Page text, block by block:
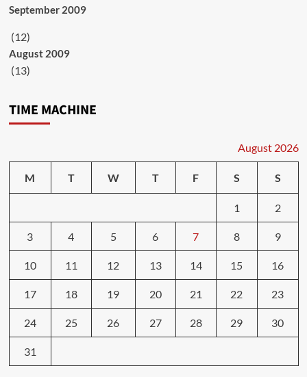
September 2009
(12)
August 2009
(13)
TIME MACHINE
August 2026
M T W T F S S
1 2
3 4 5 6 7 8 9
10 11 12 13 14 15 16
17 18 19 20 21 22 23
24 25 26 27 28 29 30
31